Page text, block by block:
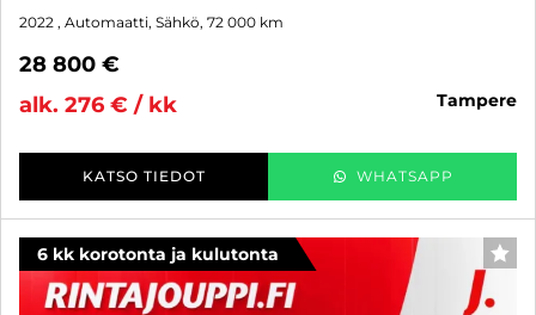
2022 , Automaatti, Sähkö, 72 000 km
28 800 €
alk. 276 € / kk
tampere
KATSO TIEDOT WHATSAPP
6 kk korotonta ja kulutonta